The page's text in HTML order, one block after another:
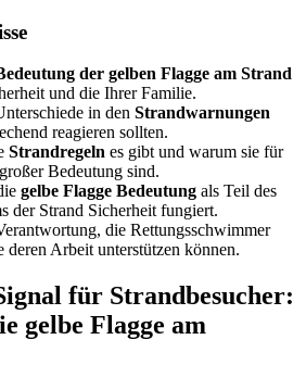
der gelben Flagge am Strand
und die Ihrer Familie.
in den Strandwarnungen
reagieren sollten.
Strandregeln es gibt und warum sie für
Bedeutung sind.
gelbe Flagge Bedeutung als Teil des
der Strand Sicherheit fungiert.
die Rettungsschwimmer
deren Arbeit unterstützen können.
für Strandbesucher:
gelbe Flagge am